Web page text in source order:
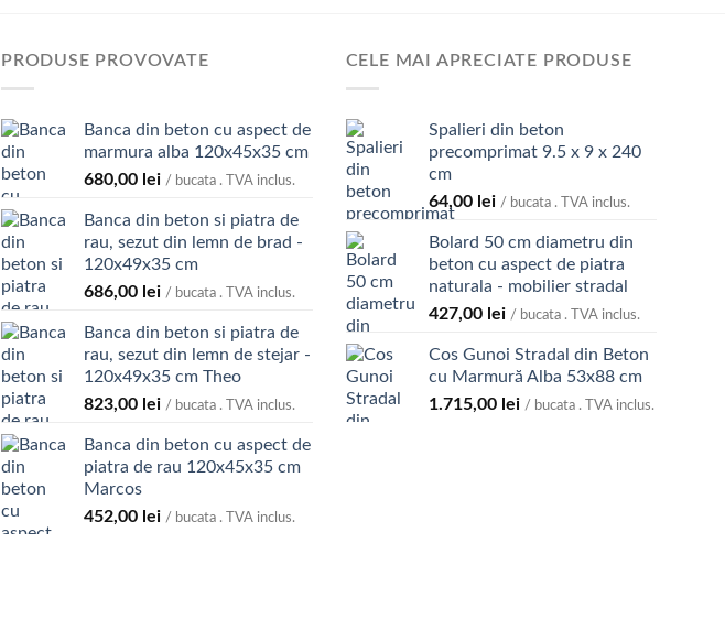
PRODUSE PROVOVATE
Banca din beton cu aspect de
marmura alba 120x45x35 cm
680,00 lei / bucata . TVA inclus.
Banca din beton si piatra de
rau, sezut din lemn de brad -
120x49x35 cm
686,00 lei / bucata . TVA inclus.
Banca din beton si piatra de
rau, sezut din lemn de stejar -
120x49x35 cm Theo
823,00 lei / bucata . TVA inclus.
Banca din beton cu aspect de
piatra de rau 120x45x35 cm
Marcos
452,00 lei / bucata . TVA inclus.
CELE MAI APRECIATE PRODUSE
Spalieri din beton
precomprimat 9.5 x 9 x 240
cm
64,00 lei / bucata . TVA inclus.
Bolard 50 cm diametru din
beton cu aspect de piatra
naturala - mobilier stradal
427,00 lei / bucata . TVA inclus.
Cos Gunoi Stradal din Beton
cu Marmură Alba 53x88 cm
1.715,00 lei / bucata . TVA inclus.